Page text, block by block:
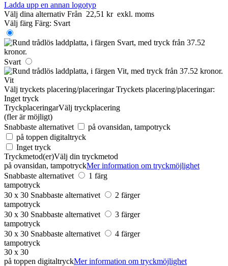
Ladda upp en annan logotyp
Välj dina alternativ Från 22,51 kr exkl. moms
Välj färg Färg: Svart
Svart
Vit
Välj tryckets placering/placeringar Tryckets placering/placeringar:
Inget tryck
TryckplaceringarVälj tryckplacering
(fler är möjligt)
Snabbaste alternativet
på ovansidan, tampotryck
på toppen digitaltryck
Inget tryck
Tryckmetod(er)Välj din tryckmetod
på ovansidan, tampotryckMer information om tryckmöjlighet
Snabbaste alternativet
1 färg
tampotryck
30 x 30 Snabbaste alternativet
2 färger
tampotryck
30 x 30 Snabbaste alternativet
3 färger
tampotryck
30 x 30 Snabbaste alternativet
4 färger
tampotryck
30 x 30
på toppen digitaltryckMer information om tryckmöjlighet